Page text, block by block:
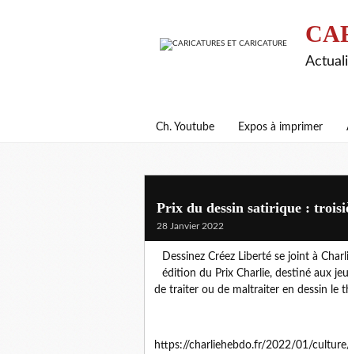
Ch. Youtube Expos à imprimer
Prix du dessin satirique :
28 Janvier 2022
Dessinez Créez Liberté se joint à
édition du Prix Charlie, destiné aux
de traiter ou de maltraiter en dessin le
https://charliehebdo.fr/2022/01/